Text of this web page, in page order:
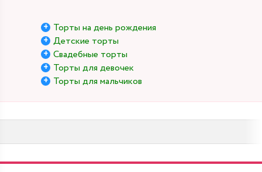
Торты на день рождения
Детские торты
Свадебные торты
Торты для девочек
Торты для мальчиков